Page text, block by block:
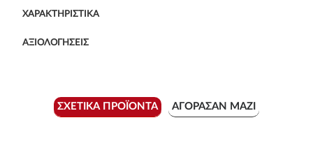
ΧΑΡΑΚΤΗΡΙΣΤΙΚΆ
ΑΞΙΟΛΟΓΉΣΕΙΣ
ΣΧΕΤΙΚΆ ΠΡΟΪΌΝΤΑ ΑΓΌΡΑΣΑΝ ΜΑΖΊ